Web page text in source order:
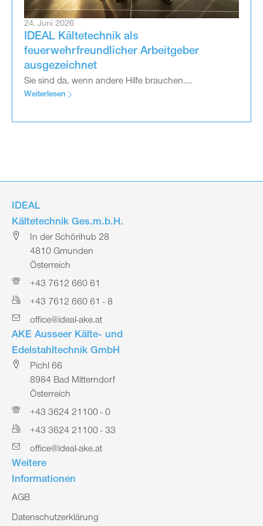
24. Juni 2026
IDEAL Kältetechnik als
feuerwehrfreundlicher Arbeitgeber
ausgezeichnet
Sie sind da, wenn andere Hilfe brauchen....
Weiterlesen
IDEAL
Kältetechnik Ges.m.b.H.
In der Schörihub 28
4810 Gmunden
Österreich
+43 7612 660 61
+43 7612 660 61 - 8
office@ideal-ake.at
AKE Ausseer Kälte- und
Edelstahltechnik GmbH
Pichl 66
8984 Bad Mitterndorf
Österreich
+43 3624 21100 - 0
+43 3624 21100 - 33
office@ideal-ake.at
Weitere
Informationen
AGB
Datenschutzerklärung